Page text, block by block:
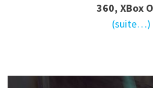
360, XBox
(suite…)